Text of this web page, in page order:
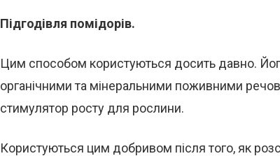
Підгодівля помідорів.
Цим способом користуються досить давно.
органічними та мінеральними поживними
стимулятор росту для рослини.
Користуються цим добривом після того, як